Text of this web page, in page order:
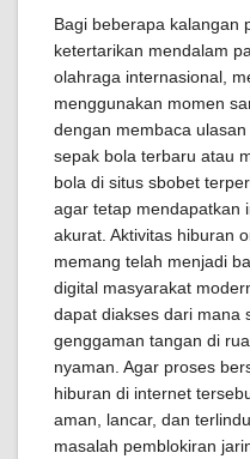
Bagi beberapa kalangan
ketertarikan mendalam
olahraga internasional,
menggunakan momen
dengan membaca
sepak bola terbaru atau
bola di situs sbobet
agar tetap mendapatkan
akurat. Aktivitas hiburan
memang telah menjadi
digital masyarakat
dapat diakses dari mana
genggaman tangan di
nyaman. Agar proses
hiburan di internet
aman, lancar, dan
masalah pemblokiran